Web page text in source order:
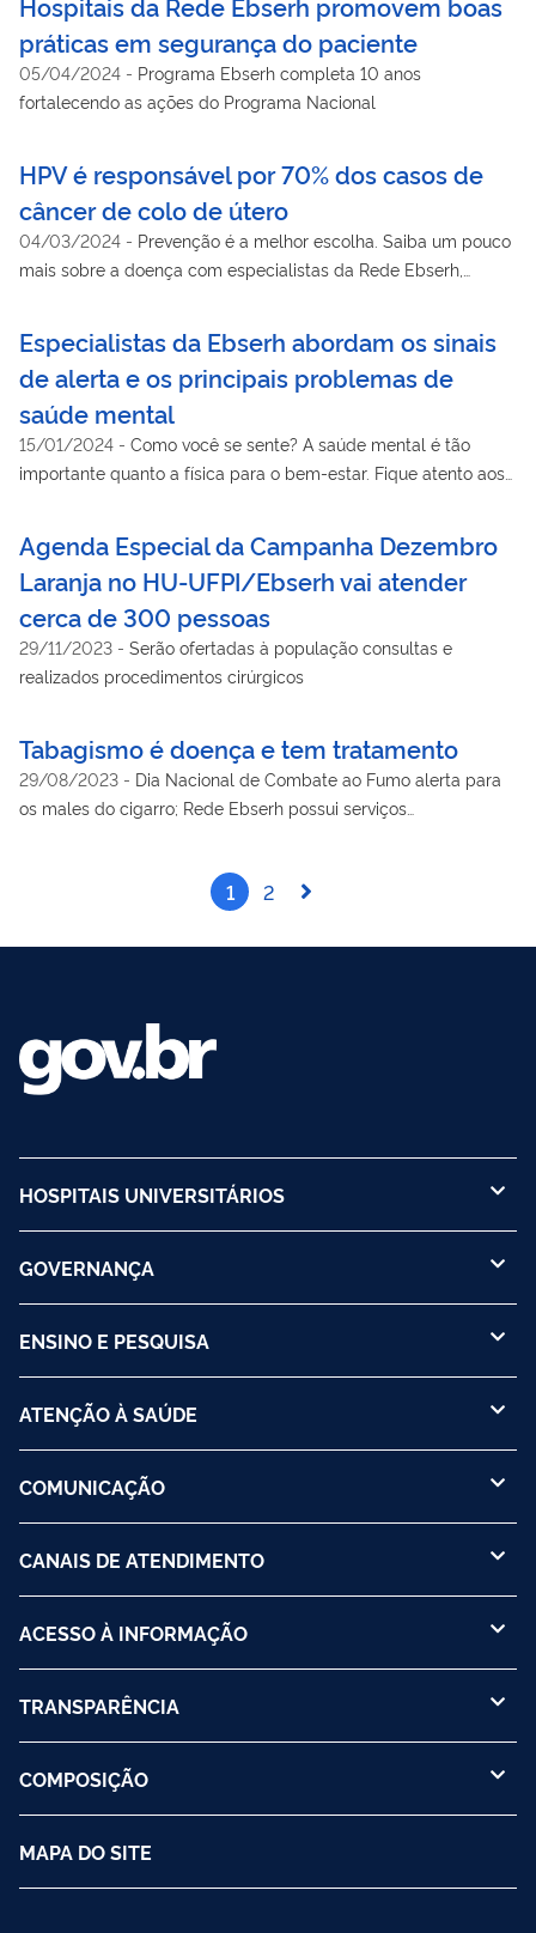
práticas em segurança do paciente
05/04/2024 - Programa Ebserh completa 10 anos
fortalecendo as ações do Programa Nacional
HPV é responsável por 70% dos casos de
câncer de colo de útero
04/03/2024 - Prevenção é a melhor escolha. Saiba um pouco
mais sobre a doença com especialistas da Rede Ebserh,
Especialistas da Ebserh abordam os sinais
de alerta e os principais problemas de
saúde mental
15/01/2024 - Como você se sente? A saúde mental é tão
importante quanto a física para o bem-estar. Fique atento aos
Agenda Especial da Campanha Dezembro
Laranja no HU-UFPI/Ebserh vai atender
cerca de 300 pessoas
29/11/2023 - Serão ofertadas à população consultas e
realizados procedimentos cirúrgicos
Tabagismo é doença e tem tratamento
29/08/2023 - Dia Nacional de Combate ao Fumo alerta para
os males do cigarro; Rede Ebserh possui serviços
1 2
HOSPITAIS UNIVERSITÁRIOS
GOVERNANÇA
ENSINO E PESQUISA
ATENÇÃO À SAÚDE
COMUNICAÇÃO
CANAIS DE ATENDIMENTO
ACESSO À INFORMAÇÃO
TRANSPARÊNCIA
COMPOSIÇÃO
MAPA DO SITE